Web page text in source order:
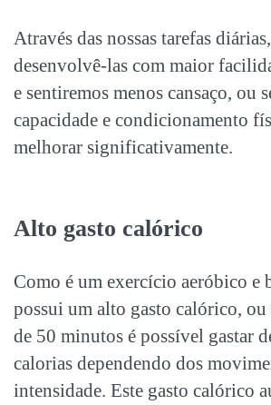
Através das nossas tarefas
desenvolvê-las com maior
e sentiremos menos cansaço, ou
capacidade e condicionamento
melhorar significativamente.
Alto gasto calórico
Como é um exercício aeróbico e
possui um alto gasto calórico, ou
de 50 minutos é possível gastar
calorias dependendo dos
intensidade. Este gasto calórico